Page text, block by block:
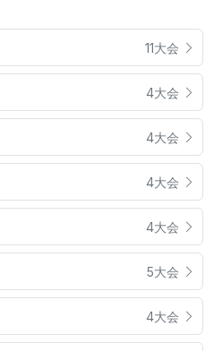
11大会
4大会
4大会
4大会
4大会
5大会
4大会